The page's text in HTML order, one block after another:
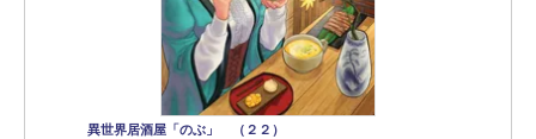
異世界居酒屋「のぶ」 （２２）